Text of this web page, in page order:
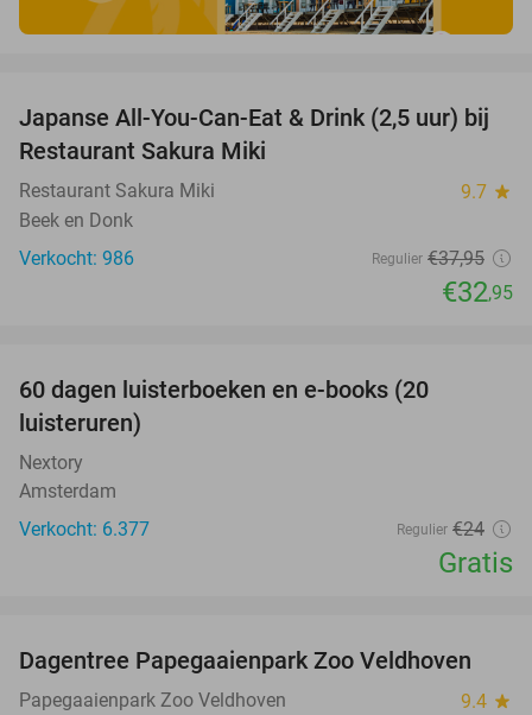
13%
Japanse All-You-Can-Eat & Drink (2,5 uur) bij
Restaurant Sakura Miki
Restaurant Sakura Miki 9.7 star
Beek en Donk
Verkocht: 986
Regulier €37,95
€32,95
60 dagen luisterboeken en e-books (20
luisteruren)
Nextory
Amsterdam
Verkocht: 6.377
Regulier €24
Gratis
26%
Dagentree Papegaaienpark Zoo Veldhoven
Papegaaienpark Zoo Veldhoven 9.4 star